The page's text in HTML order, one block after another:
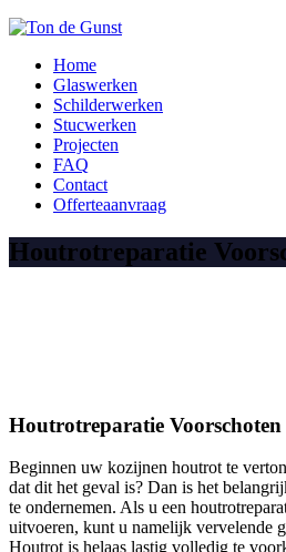
Home
Glaswerken
Schilderwerken
Stucwerken
Projecten
FAQ
Contact
Offerteaanvraag
Houtrotreparatie
Houtrotreparatie Voorschoten
Beginnen uw kozijnen houtrot te
dat dit het geval is? Dan is het
te ondernemen. Als u een
uitvoeren, kunt u namelijk vervelende
Houtrot is helaas lastig volledig te